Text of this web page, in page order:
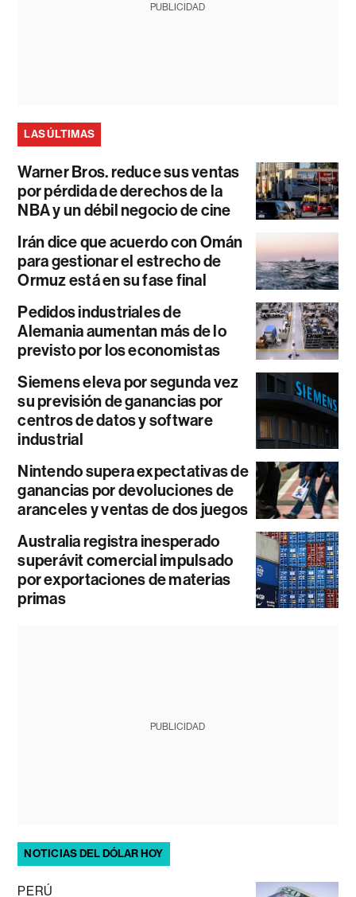
PUBLICIDAD
LAS ÚLTIMAS
Warner Bros. reduce sus ventas
por pérdida de derechos de la
NBA y un débil negocio de cine
Irán dice que acuerdo con Omán
para gestionar el estrecho de
Ormuz está en su fase final
Pedidos industriales de
Alemania aumentan más de lo
previsto por los economistas
Siemens eleva por segunda vez
su previsión de ganancias por
centros de datos y software
industrial
Nintendo supera expectativas de
ganancias por devoluciones de
aranceles y ventas de dos juegos
Australia registra inesperado
superávit comercial impulsado
por exportaciones de materias
primas
PUBLICIDAD
NOTICIAS DEL DÓLAR HOY
PERÚ